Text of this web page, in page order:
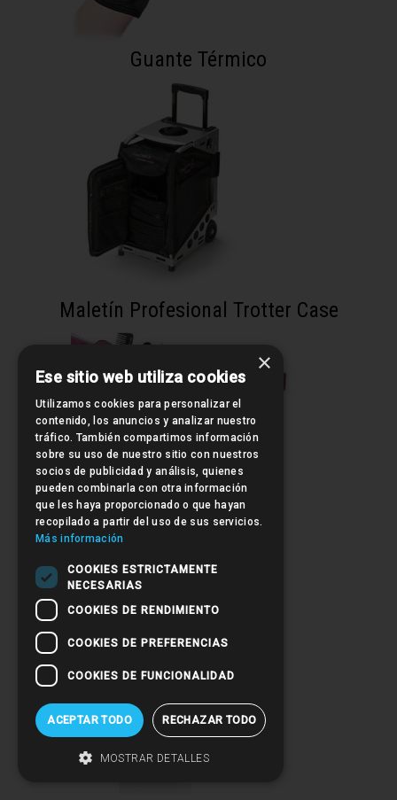
Guante Térmico
Maletín Profesional Trotter Case
Sculpby Bandoleras
×
Ese sitio web utiliza cookies
Utilizamos cookies para personalizar el
contenido, los anuncios y analizar nuestro
tráfico. También compartimos información
sobre su uso de nuestro sitio con nuestros
socios de publicidad y análisis, quienes
pueden combinarla con otra información
que les haya proporcionado o que hayan
recopilado a partir del uso de sus servicios.
Más información
COOKIES ESTRICTAMENTE
NECESARIAS
COOKIES DE RENDIMIENTO
COOKIES DE PREFERENCIAS
COOKIES DE FUNCIONALIDAD
ACEPTAR TODO RECHAZAR TODO
MOSTRAR DETALLES